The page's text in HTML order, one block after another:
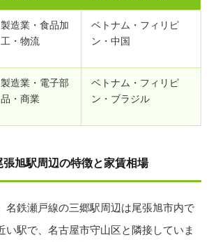
製造業・食品加
工・物流
ベトナム・フィリピ
ン・中国
製造業・電子部
品・商業
ベトナム・フィリピ
ン・ブラジル
張旭駅周辺の特徴と家賃相場
名鉄瀬戸線の三郷駅周辺は尾張旭市内で
い駅で、名古屋市守山区と隣接していま